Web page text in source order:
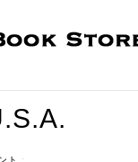
ト
ˑ